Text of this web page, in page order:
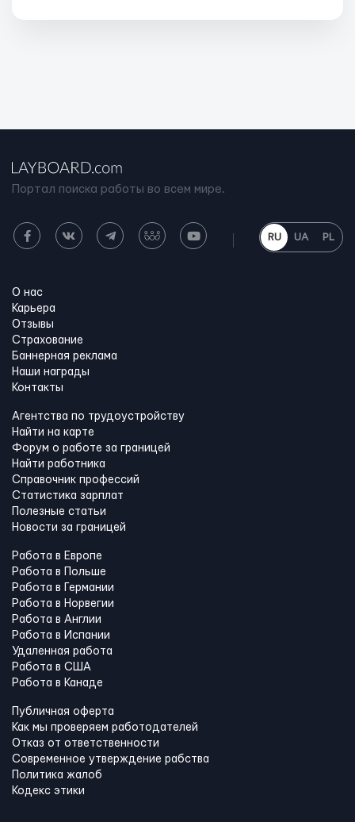
Портал поиска работы во всем мире.
RU UA PL
О нас
Карьера
Отзывы
Страхование
Баннерная реклама
Наши награды
Контакты
Агентства по трудоустройству
Найти на карте
Форум о работе за границей
Найти работника
Справочник профессий
Статистика зарплат
Полезные статьи
Новости за границей
Работа в Европе
Работа в Польше
Работа в Германии
Работа в Норвегии
Работа в Англии
Работа в Испании
Удаленная работа
Работа в США
Работа в Канадe
Публичная оферта
Как мы проверяем работодателей
Отказ от ответственности
Современное утверждение рабства
Политика жалоб
Кодекс этики